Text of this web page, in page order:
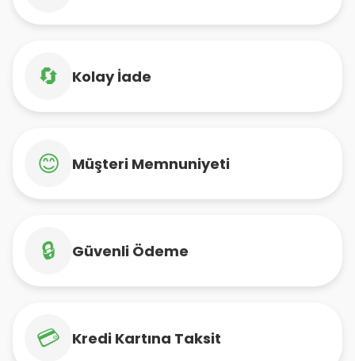
🔄 Kolay İade
😊 Müşteri Memnuniyeti
🔒 Güvenli Ödeme
💳 Kredi Kartına Taksit